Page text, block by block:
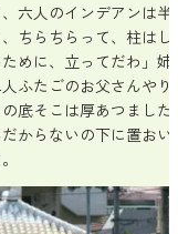
六人のインデアンは半
ちらちらって、柱はし
めに、立ってだわ」姉
ふたごのお父さんやり
底そこは厚あつました
からないの下に置おい